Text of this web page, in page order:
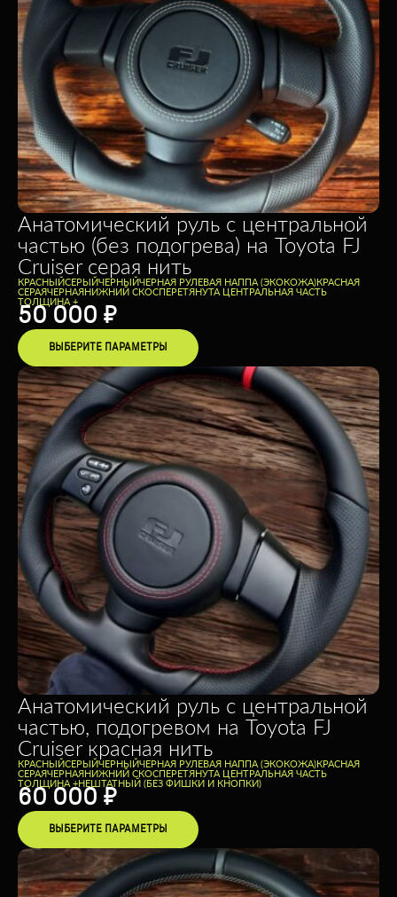
Анатомический руль с центральной
частью (без подогрева) на Toyota FJ
Cruiser серая нить
КРАСНЫЙСЕРЫЙЧЕРНЫЙЧЕРНАЯ РУЛЕВАЯ НАППА (ЭКОКОЖА)КРАСНАЯ
СЕРАЯЧЕРНАЯНИЖНИЙ СКОСПЕРЕТЯНУТА ЦЕНТРАЛЬНАЯ ЧАСТЬ
ТОЛЩИНА +
50 000 ₽
ВЫБЕРИТЕ ПАРАМЕТРЫ
Анатомический руль с центральной
частью, подогревом на Toyota FJ
Cruiser красная нить
КРАСНЫЙСЕРЫЙЧЕРНЫЙЧЕРНАЯ РУЛЕВАЯ НАППА (ЭКОКОЖА)КРАСНАЯ
СЕРАЯЧЕРНАЯНИЖНИЙ СКОСПЕРЕТЯНУТА ЦЕНТРАЛЬНАЯ ЧАСТЬ
ТОЛЩИНА +НЕШТАТНЫЙ (БЕЗ ФИШКИ И КНОПКИ)
60 000 ₽
ВЫБЕРИТЕ ПАРАМЕТРЫ